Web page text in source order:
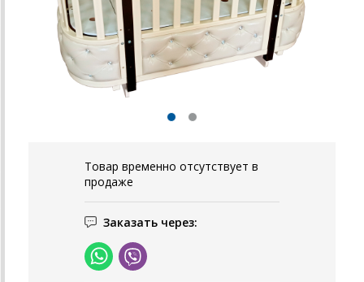
Товар временно отсутствует в
продаже
Заказать через: